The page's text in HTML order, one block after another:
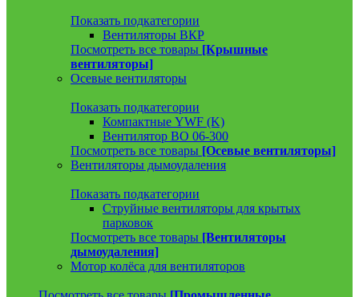
Показать подкатегории
Вентиляторы ВКР
Посмотреть все товары [Крышные
вентиляторы]
Осевые вентиляторы
Показать подкатегории
Компактные YWF (K)
Вентилятор ВО 06-300
Посмотреть все товары [Осевые вентиляторы]
Вентиляторы дымоудаления
Показать подкатегории
Струйные вентиляторы для крытых
парковок
Посмотреть все товары [Вентиляторы
дымоудаления]
Мотор колёса для вентиляторов